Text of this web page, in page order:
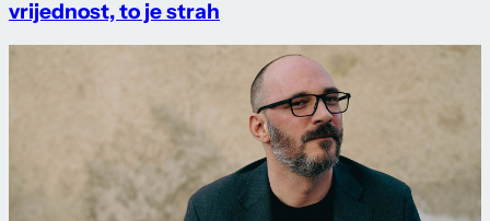
vrijednost, to je strah